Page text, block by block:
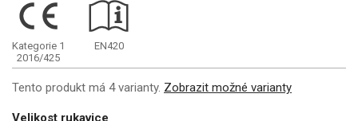
Kategorie 1
2016/425
EN420
Tento produkt má 4 varianty. Zobrazit možné varianty
Velikost rukavice